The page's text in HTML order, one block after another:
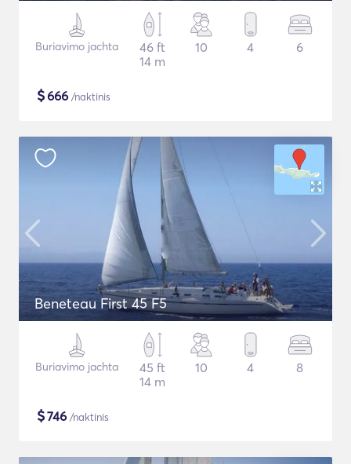
Buriavimo jachta
46 ft
14 m
10 4 6
$666 /naktinis
Beneteau First 45 F5
Buriavimo jachta
45 ft
14 m
10 4 8
$746 /naktinis